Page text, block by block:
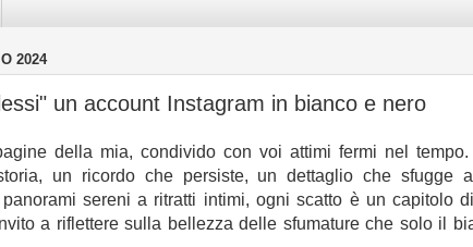
2024
un account Instagram in bianco e nero
della mia, condivido con voi attimi fermi nel
un ricordo che persiste, un dettaglio che sfugge
sereni a ritratti intimi, ogni scatto è un capitolo
a riflettere sulla bellezza delle sfumature che solo il